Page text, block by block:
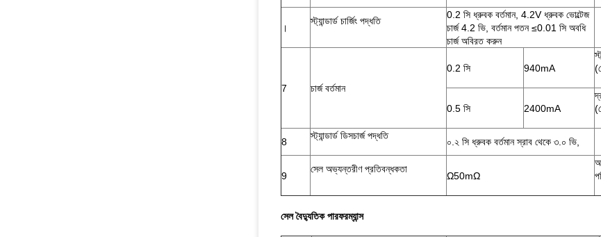
।
স্ট্যান্ডার্ড চার্জিং পদ্ধতি
0.2 সি ধ্রুবক বর্তমান, 4.2V ধ্রুবক ভোল্টেজ
চার্জ 4.2 ভি, বর্তমান পতন ≤0.01 সি অবধি
চার্জ অবিরত করুন
7 চার্জ বর্তমান
0.2 সি 940mA
0.5 সি 2400mA
8
স্ট্যান্ডার্ড ডিসচার্জ পদ্ধতি
০.২ সি ধ্রুবক বর্তমান স্রাব থেকে ৩.০ ভি,
9
সেল অভ্যন্তরীণ প্রতিবন্ধকতা
Ω50mΩ
সেল বৈদ্যুতিক পারফরম্যান্স